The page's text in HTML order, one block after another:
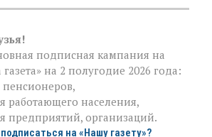
подписная кампания на
газета» на 2 полугодие 2026 года:
пенсионеров,
работающего населения,
предприятий, организаций.
на «Нашу газету»?